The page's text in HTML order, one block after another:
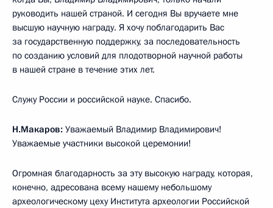
руководить нашей страной. И сегодня Вы вручаете мне
высшую научную награду. Я хочу поблагодарить Вас
за государственную поддержку, за последовательность
по созданию условий для плодотворной научной работы
в нашей стране в течение этих лет.
Служу России и российской науке. Спасибо.
Н.Макаров: Уважаемый Владимир Владимирович!
Уважаемые участники высокой церемонии!
Огромная благодарность за эту высокую награду, которая,
конечно, адресована всему нашему небольшому
археологическому цеху Института археологии Российской